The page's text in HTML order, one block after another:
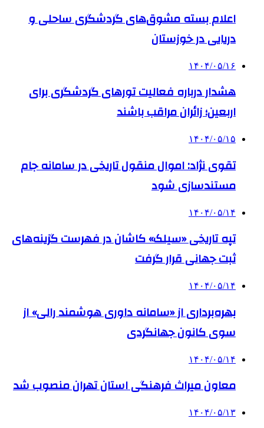
اعلام بسته مشوق‌های گردشگری ساحلی و
دریایی در خوزستان
۱۴۰۴/۰۵/۱۶
هشدار درباره فعالیت تورهای گردشگری برای
اربعین؛ زائران مراقب باشند
۱۴۰۴/۰۵/۱۵
تقوی نژاد: اموال منقول تاریخی در سامانه جام
مستندسازی شود
۱۴۰۴/۰۵/۱۴
تپه تاریخی «سیلک» کاشان در فهرست گزینه‌های
ثبت جهانی قرار گرفت
۱۴۰۴/۰۵/۱۴
بهره‌برداری از «سامانه داوری هوشمند رالی» از
سوی کانون جهانگردی
۱۴۰۴/۰۵/۱۴
معاون میراث فرهنگی استان تهران منصوب شد
۱۴۰۴/۰۵/۱۳